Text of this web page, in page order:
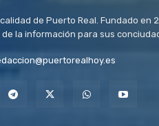
de Puerto Real. Fundado en
la información para sus